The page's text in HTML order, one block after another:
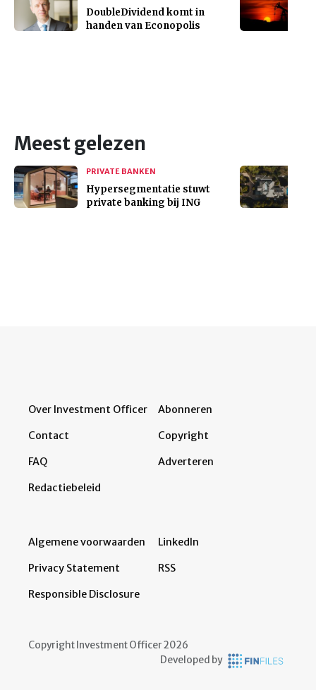
DoubleDividend komt in
handen van Econopolis
Meest gelezen
PRIVATE BANKEN
Hypersegmentatie stuwt
private banking bij ING
Over Investment Officer
Contact
FAQ
Redactiebeleid
Abonneren
Copyright
Adverteren
Algemene voorwaarden
Privacy Statement
Responsible Disclosure
LinkedIn
RSS
Copyright Investment Officer 2026
Developed by